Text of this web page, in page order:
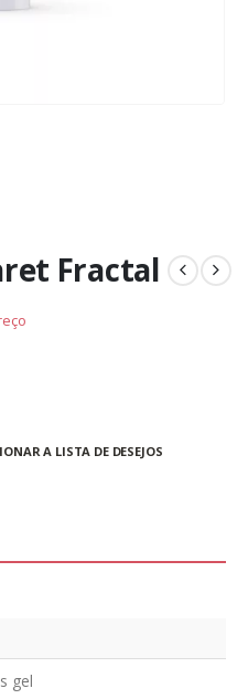
Fractal
A LISTA DE DESEJOS
gel